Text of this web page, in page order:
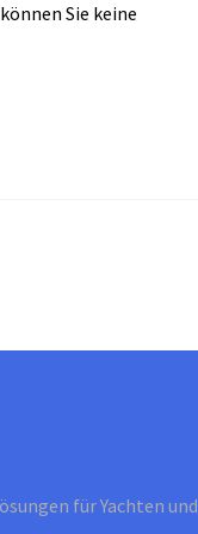
Sie keine
für Yachten und